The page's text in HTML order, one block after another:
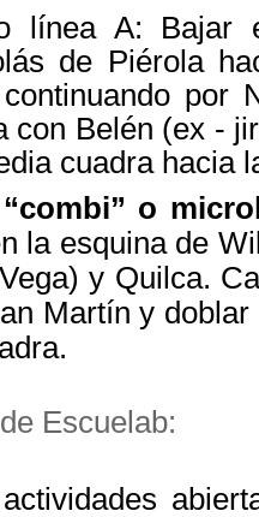
línea A: Bajar
de Piérola
por
con Belén (ex -
cuadra hacia
o
la esquina de
y Quilca.
Martín y
Escuelab: